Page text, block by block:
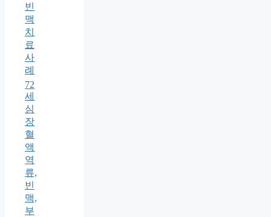
빈
맥
치
료
사
례
72
세
심
장
혈
액
역
류,
빈
맥,
부